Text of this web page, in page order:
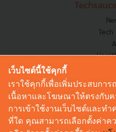
Tech
Saucy
เว็บไซต์นี้ใช้คุกกี้
เราใช้คุกกี้เพื่อเพิ่มประสบกา
เนื้อหาและโฆษณาให้ตรงกับค
การเข้าใช้งานเว็บไซต์และท
ที่ใด คุณสามารถเลือกตั้งค่าค